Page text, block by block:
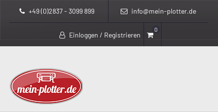
+49 (0)2837 - 3099 899 info@mein-plotter.de
Einloggen / Registrieren
0